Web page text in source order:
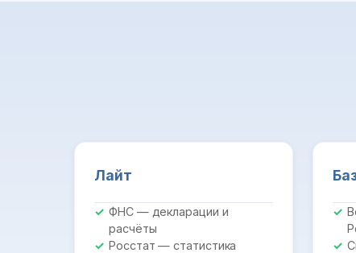
Лайт
ФНС — декларации и
расчёты
Росстат — статистика